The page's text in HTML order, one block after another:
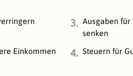
3. Ausgaben
senken
Einkommen
4. Steuern für